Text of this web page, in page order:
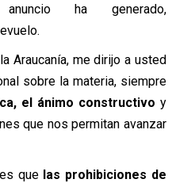
ha generado,
Araucanía, me dirijo a usted
sobre la materia, siempre
el ánimo constructivo y
que nos permitan avanzar
que las prohibiciones de